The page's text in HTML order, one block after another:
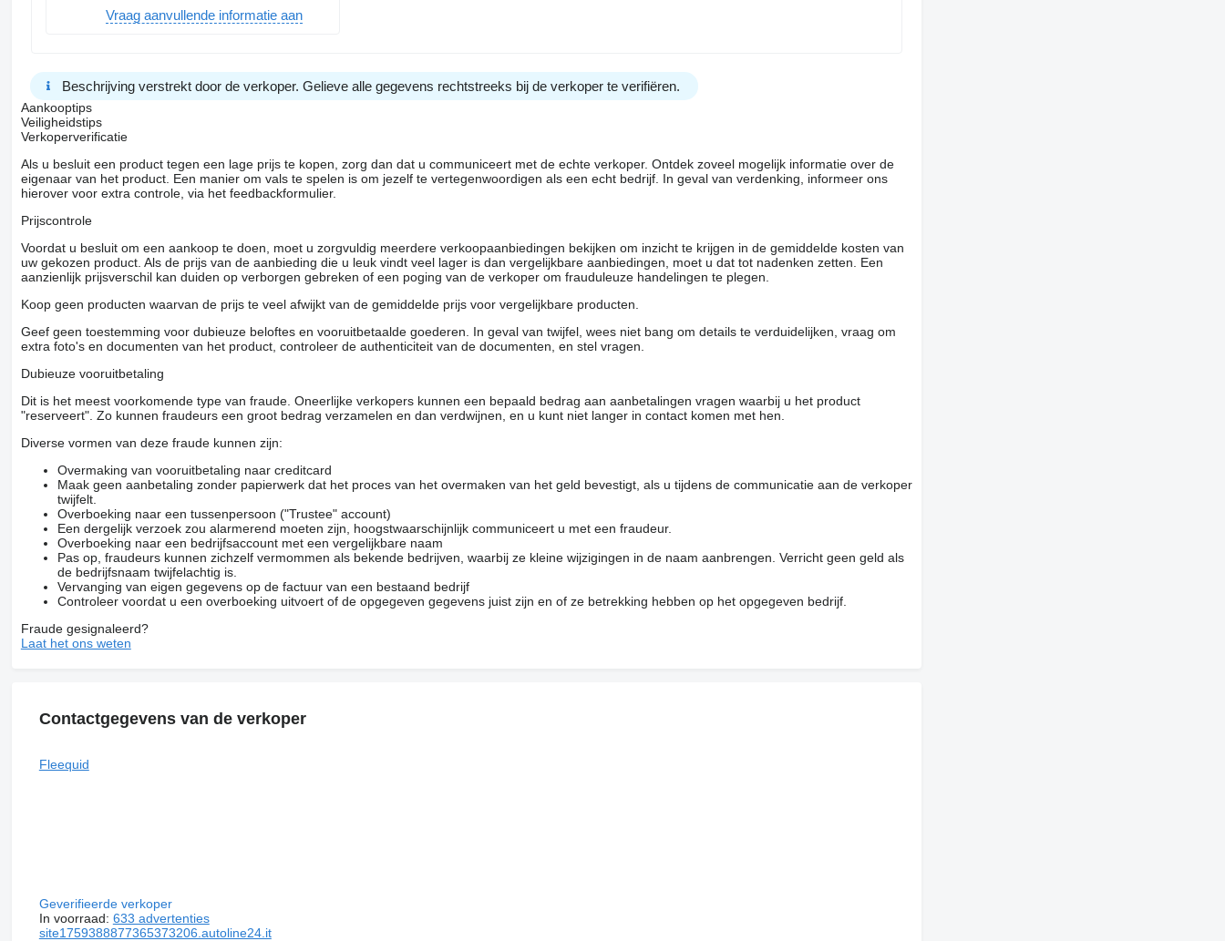
Vraag aanvullende informatie aan
Beschrijving verstrekt door de verkoper. Gelieve alle gegevens rechtstreeks bij de verkoper te verifiëren.
Aankooptips
Veiligheidstips
Verkoperverificatie
Als u besluit een product tegen een lage prijs te kopen, zorg dan dat u communiceert met de echte verkoper. Ontdek zoveel mogelijk informatie over de
eigenaar van het product. Een manier om vals te spelen is om jezelf te vertegenwoordigen als een echt bedrijf. In geval van verdenking, informeer ons
hierover voor extra controle, via het feedbackformulier.
Prijscontrole
Voordat u besluit om een ​​aankoop te doen, moet u zorgvuldig meerdere verkoopaanbiedingen bekijken om inzicht te krijgen in de gemiddelde kosten van
uw gekozen product. Als de prijs van de aanbieding die u leuk vindt veel lager is dan vergelijkbare aanbiedingen, moet u dat tot nadenken zetten. Een
aanzienlijk prijsverschil kan duiden op verborgen gebreken of een poging van de verkoper om frauduleuze handelingen te plegen.
Koop geen producten waarvan de prijs te veel afwijkt van de gemiddelde prijs voor vergelijkbare producten.
Geef geen toestemming voor dubieuze beloftes en vooruitbetaalde goederen. In geval van twijfel, wees niet bang om details te verduidelijken, vraag om
extra foto's en documenten van het product, controleer de authenticiteit van de documenten, en stel vragen.
Dubieuze vooruitbetaling
Dit is het meest voorkomende type van fraude. Oneerlijke verkopers kunnen een bepaald bedrag aan aanbetalingen vragen waarbij u het product
"reserveert". Zo kunnen fraudeurs een groot bedrag verzamelen en dan verdwijnen, en u kunt niet langer in contact komen met hen.
Diverse vormen van deze fraude kunnen zijn:
Overmaking van vooruitbetaling naar creditcard
Maak geen aanbetaling zonder papierwerk dat het proces van het overmaken van het geld bevestigt, als u tijdens de communicatie aan de verkoper
twijfelt.
Overboeking naar een tussenpersoon ("Trustee" account)
Een dergelijk verzoek zou alarmerend moeten zijn, hoogstwaarschijnlijk communiceert u met een fraudeur.
Overboeking naar een bedrijfsaccount met een vergelijkbare naam
Pas op, fraudeurs kunnen zichzelf vermommen als bekende bedrijven, waarbij ze kleine wijzigingen in de naam aanbrengen. Verricht geen geld als
de bedrijfsnaam twijfelachtig is.
Vervanging van eigen gegevens op de factuur van een bestaand bedrijf
Controleer voordat u een overboeking uitvoert of de opgegeven gegevens juist zijn en of ze betrekking hebben op het opgegeven bedrijf.
Fraude gesignaleerd?
Laat het ons weten
Contactgegevens van de verkoper
Fleequid
Geverifieerde verkoper
In voorraad: 633 advertenties
site1759388877365373206.autoline24.it